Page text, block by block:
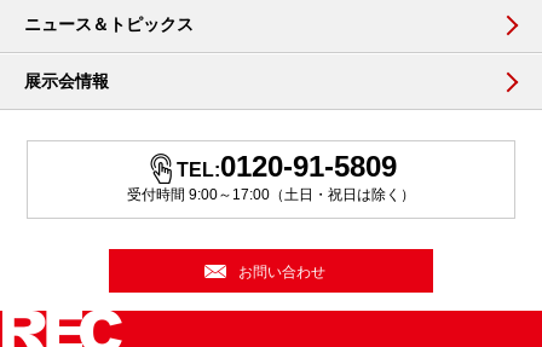
ニュース＆トピックス
展示会情報
TEL:0120-91-5809
受付時間 9:00～17:00（土日・祝日は除く）
お問い合わせ